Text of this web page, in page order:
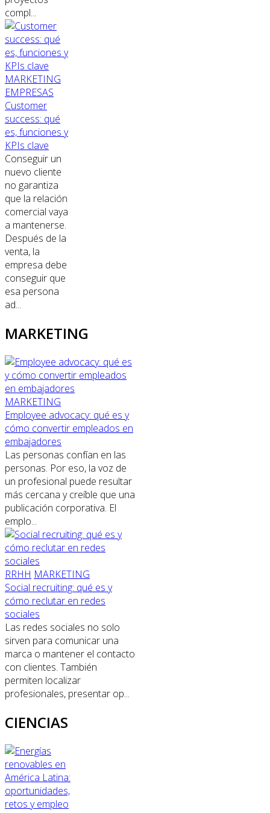
compl...
MARKETING
EMPRESAS
Customer
success: qué
es, funciones y
KPIs clave
Conseguir un
nuevo cliente
no garantiza
que la relación
comercial vaya
a mantenerse.
Después de la
venta, la
empresa debe
conseguir que
esa persona
ad...
MARKETING
MARKETING
Employee advocacy: qué es y
cómo convertir empleados en
embajadores
Las personas confían en las
personas. Por eso, la voz de
un profesional puede resultar
más cercana y creíble que una
publicación corporativa. El
emplo...
RRHH MARKETING
Social recruiting: qué es y
cómo reclutar en redes
sociales
Las redes sociales no solo
sirven para comunicar una
marca o mantener el contacto
con clientes. También
permiten localizar
profesionales, presentar op...
CIENCIAS